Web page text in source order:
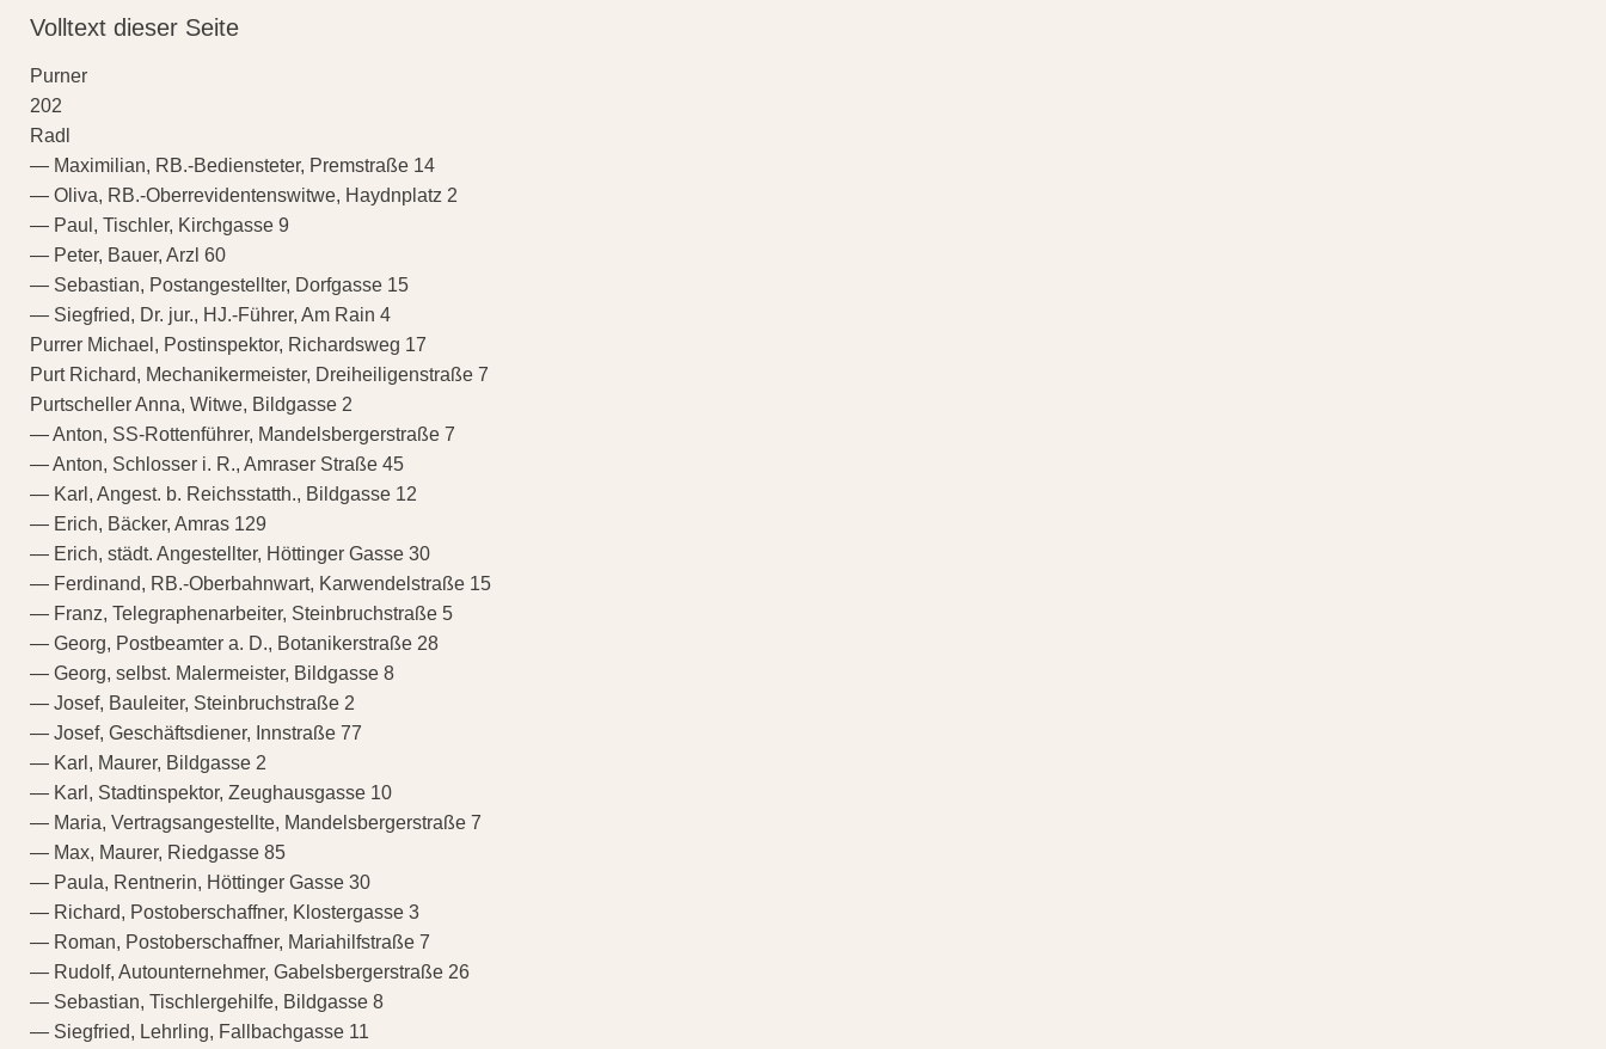
Volltext dieser Seite
Purner
202
Radl
— Maximilian, RB.-Bediensteter, Premstraße 14
— Oliva, RB.-Oberrevidentenswitwe, Haydnplatz 2
— Paul, Tischler, Kirchgasse 9
— Peter, Bauer, Arzl 60
— Sebastian, Postangestellter, Dorfgasse 15
— Siegfried, Dr. jur., HJ.-Führer, Am Rain 4
Purrer Michael, Postinspektor, Richardsweg 17
Purt Richard, Mechanikermeister, Dreiheiligenstraße 7
Purtscheller Anna, Witwe, Bildgasse 2
— Anton, SS-Rottenführer, Mandelsbergerstraße 7
— Anton, Schlosser i. R., Amraser Straße 45
— Karl, Angest. b. Reichsstatth., Bildgasse 12
— Erich, Bäcker, Amras 129
— Erich, städt. Angestellter, Höttinger Gasse 30
— Ferdinand, RB.-Oberbahnwart, Karwendelstraße 15
— Franz, Telegraphenarbeiter, Steinbruchstraße 5
— Georg, Postbeamter a. D., Botanikerstraße 28
— Georg, selbst. Malermeister, Bildgasse 8
— Josef, Bauleiter, Steinbruchstraße 2
— Josef, Geschäftsdiener, Innstraße 77
— Karl, Maurer, Bildgasse 2
— Karl, Stadtinspektor, Zeughausgasse 10
— Maria, Vertragsangestellte, Mandelsbergerstraße 7
— Max, Maurer, Riedgasse 85
— Paula, Rentnerin, Höttinger Gasse 30
— Richard, Postoberschaffner, Klostergasse 3
— Roman, Postoberschaffner, Mariahilfstraße 7
— Rudolf, Autounternehmer, Gabelsbergerstraße 26
— Sebastian, Tischlergehilfe, Bildgasse 8
— Siegfried, Lehrling, Fallbachgasse 11